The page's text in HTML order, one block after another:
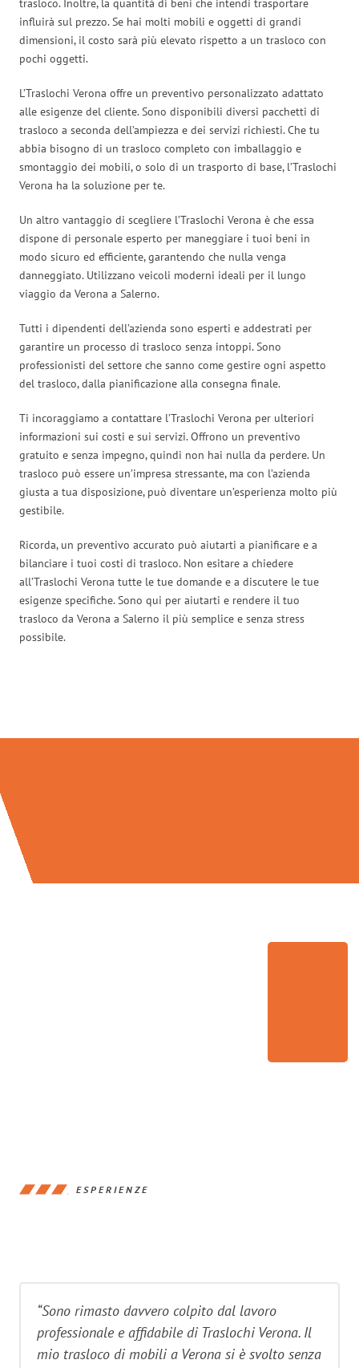
trasloco. Inoltre, la quantità di beni che intendi trasportare
influirà sul prezzo. Se hai molti mobili e oggetti di grandi
dimensioni, il costo sarà più elevato rispetto a un trasloco con
pochi oggetti.
L’Traslochi Verona offre un preventivo personalizzato adattato
alle esigenze del cliente. Sono disponibili diversi pacchetti di
trasloco a seconda dell’ampiezza e dei servizi richiesti. Che tu
abbia bisogno di un trasloco completo con imballaggio e
smontaggio dei mobili, o solo di un trasporto di base, l’Traslochi
Verona ha la soluzione per te.
Un altro vantaggio di scegliere l’Traslochi Verona è che essa
dispone di personale esperto per maneggiare i tuoi beni in
modo sicuro ed efficiente, garantendo che nulla venga
danneggiato. Utilizzano veicoli moderni ideali per il lungo
viaggio da Verona a Salerno.
Tutti i dipendenti dell’azienda sono esperti e addestrati per
garantire un processo di trasloco senza intoppi. Sono
professionisti del settore che sanno come gestire ogni aspetto
del trasloco, dalla pianificazione alla consegna finale.
Ti incoraggiamo a contattare l’Traslochi Verona per ulteriori
informazioni sui costi e sui servizi. Offrono un preventivo
gratuito e senza impegno, quindi non hai nulla da perdere. Un
trasloco può essere un’impresa stressante, ma con l’azienda
giusta a tua disposizione, può diventare un’esperienza molto più
gestibile.
Ricorda, un preventivo accurato può aiutarti a pianificare e a
bilanciare i tuoi costi di trasloco. Non esitare a chiedere
all’Traslochi Verona tutte le tue domande e a discutere le tue
esigenze specifiche. Sono qui per aiutarti e rendere il tuo
trasloco da Verona a Salerno il più semplice e senza stress
possibile.
ESPERIENZE
“Sono rimasto davvero colpito dal lavoro
professionale e affidabile di Traslochi Verona. Il
mio trasloco di mobili a Verona si è svolto senza